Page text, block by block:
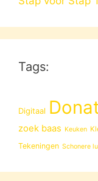
Tags:
Digitaal
zoek baas Keuken
Tekeningen Schonere